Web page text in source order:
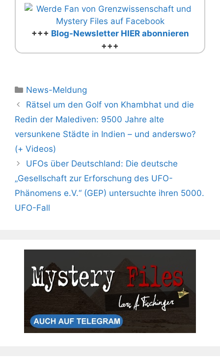
+++ Blog-Newsletter HIER abonnieren
+++
Kategorien
News-Meldung
Rätsel um den Golf von Khambhat und die
Redin der Malediven: 9500 Jahre alte
versunkene Städte in Indien – und anderswo?
(+ Videos)
UFOs über Deutschland: Die deutsche
„Gesellschaft zur Erforschung des UFO-
Phänomens e.V.“ (GEP) untersuchte ihren 5000.
UFO-Fall